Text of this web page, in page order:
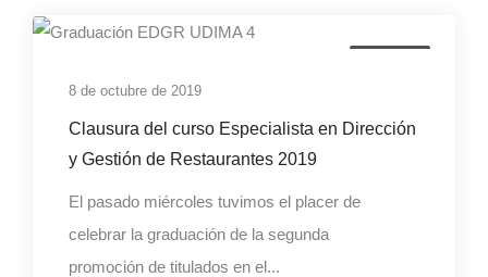
8 de octubre de 2019
Clausura del curso Especialista en Dirección
y Gestión de Restaurantes 2019
El pasado miércoles tuvimos el placer de
celebrar la graduación de la segunda
promoción de titulados en el...